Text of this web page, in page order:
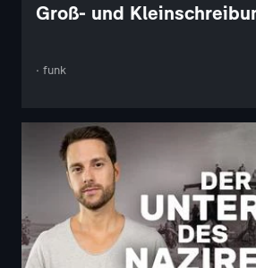
Groß- und
· funk